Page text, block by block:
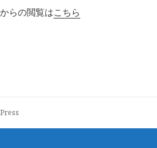
らの閲覧はこちら